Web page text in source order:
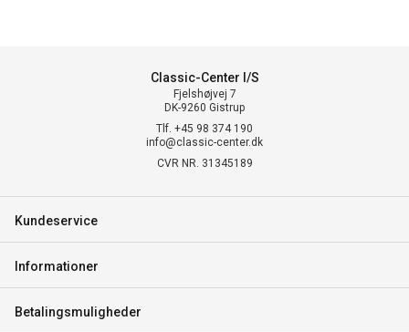
Classic-Center I/S
Fjelshøjvej 7
DK-9260 Gistrup
Tlf. +45 98 374 190
info@classic-center.dk
CVR NR. 31345189
Kundeservice
Informationer
Betalingsmuligheder